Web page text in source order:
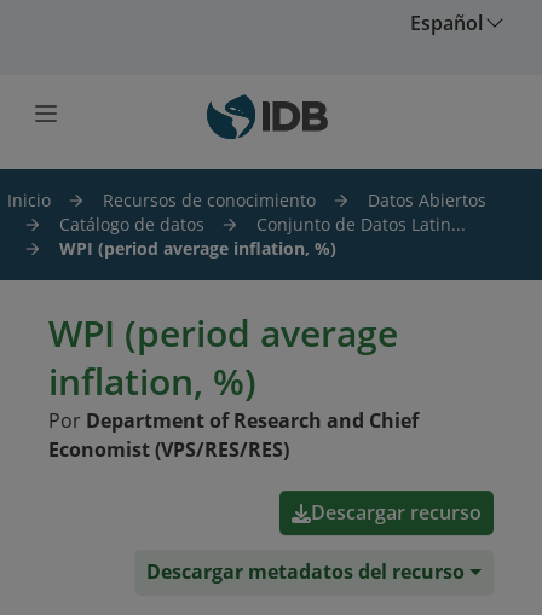
Español
Inicio Recursos de conocimiento
Datos Abiertos
Catálogo de datos
Conjunto de Datos Latin...
WPI (period average inflation, %)
WPI (period average
inflation, %)
Por Department of Research and Chief
Economist (VPS/RES/RES)
Descargar recurso
Descargar metadatos del recurso